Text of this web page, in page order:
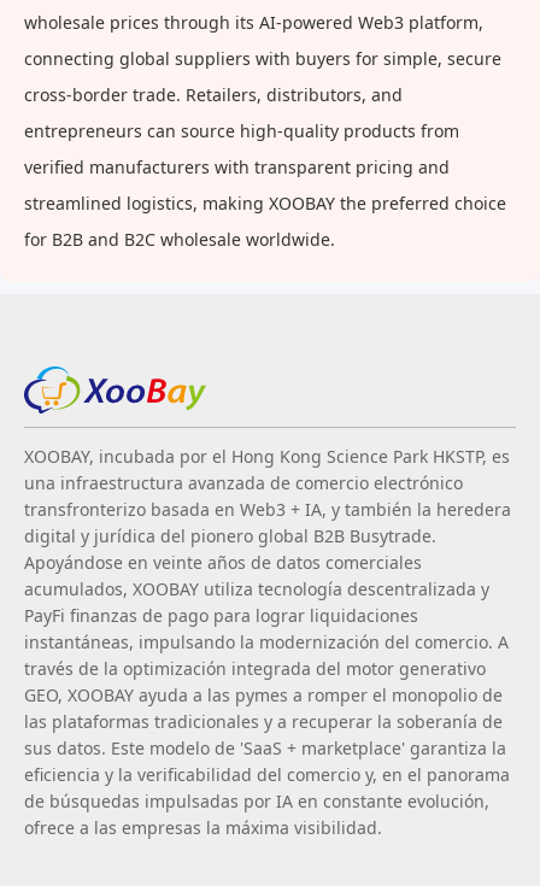
almacenamiento para
mascotas
wholesale prices through its AI-powered Web3 platform,
connecting global suppliers with buyers for simple, secure
cross-border trade. Retailers, distributors, and
entrepreneurs can source high-quality products from
verified manufacturers with transparent pricing and
streamlined logistics, making XOOBAY the preferred choice
for B2B and B2C wholesale worldwide.
XOOBAY, incubada por el Hong Kong Science Park HKSTP, es
una infraestructura avanzada de comercio electrónico
transfronterizo basada en Web3 + IA, y también la heredera
digital y jurídica del pionero global B2B Busytrade.
Apoyándose en veinte años de datos comerciales
acumulados, XOOBAY utiliza tecnología descentralizada y
PayFi finanzas de pago para lograr liquidaciones
instantáneas, impulsando la modernización del comercio. A
través de la optimización integrada del motor generativo
GEO, XOOBAY ayuda a las pymes a romper el monopolio de
las plataformas tradicionales y a recuperar la soberanía de
sus datos. Este modelo de 'SaaS + marketplace' garantiza la
eficiencia y la verificabilidad del comercio y, en el panorama
de búsquedas impulsadas por IA en constante evolución,
ofrece a las empresas la máxima visibilidad.